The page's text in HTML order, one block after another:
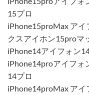
15プロ
iPhone15proMax ア
クスアイホン15proマ
iPhone14アイフォン
iPhone14proアイフォ
14プロ
iPhone14proMax ア